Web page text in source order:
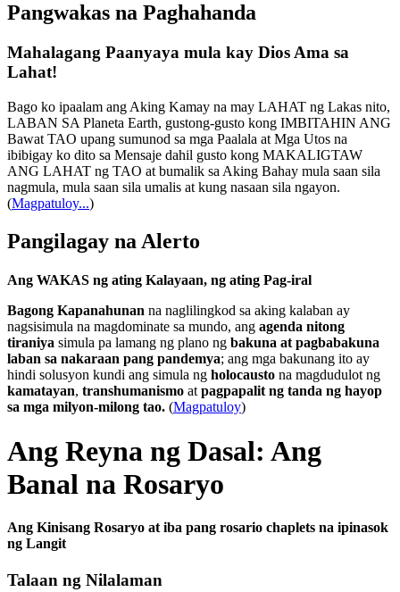
Pangwakas na Paghahanda
Mahalagang Paanyaya mula kay Dios Ama sa
Lahat!
Bago ko ipaalam ang Aking Kamay na may LAHAT ng Lakas nito,
LABAN SA Planeta Earth, gustong-gusto kong IMBITAHIN ANG
Bawat TAO upang sumunod sa mga Paalala at Mga Utos na
ibibigay ko dito sa Mensaje dahil gusto kong MAKALIGTAW
ANG LAHAT ng TAO at bumalik sa Aking Bahay mula saan sila
nagmula, mula saan sila umalis at kung nasaan sila ngayon.
(Magpatuloy...)
Pangilagay na Alerto
Ang WAKAS ng ating Kalayaan, ng ating Pag-iral
Bagong Kapanahunan na naglilingkod sa aking kalaban ay
nagsisimula na magdominate sa mundo, ang agenda nitong
tiraniya simula pa lamang ng plano ng bakuna at pagbabakuna
laban sa nakaraan pang pandemya; ang mga bakunang ito ay
hindi solusyon kundi ang simula ng holocausto na magdudulot ng
kamatayan, transhumanismo at pagpapalit ng tanda ng hayop
sa mga milyon-milong tao. (Magpatuloy)
Ang Reyna ng Dasal: Ang
Banal na Rosaryo
Ang Kinisang Rosaryo at iba pang rosario chaplets na ipinasok
ng Langit
Talaan ng Nilalaman